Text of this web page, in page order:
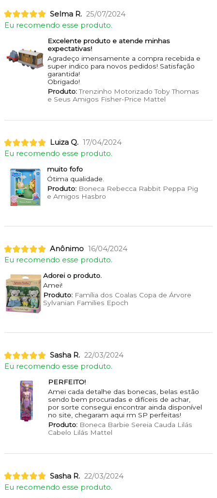
Selma R. 25/07/2024
Eu recomendo esse produto.
Excelente produto e atende minhas
expectativas!
Agradeço imensamente a compra recebida e
super indico para novos pedidos! Satisfação
garantida!
Obrigado!
Produto:Trenzinho Motorizado Toby Thomas
e Seus Amigos Fisher-Price Mattel
Luiza Q. 17/04/2024
Eu recomendo esse produto.
muito fofo
Ótima qualidade.
Produto:Boneca Rebecca Rabbit Peppa Pig
e Amigos Hasbro
Anônimo 16/04/2024
Eu recomendo esse produto.
Adorei o produto.
Amei!
Produto:Família dos Coalas Copa de Árvore
Sylvanian Families Epoch
Sasha R. 22/03/2024
Eu recomendo esse produto.
PERFEITO!
Amei cada detalhe das bonecas, belas estão
sendo bem procuradas e difíceis de achar,
por sorte consegui encontrar ainda disponível
no site, chegaram aqui rm SP perfeitas!
Produto:Boneca Barbie Sereia Cauda Lilás
Cabelo Lilás Mattel
Sasha R. 22/03/2024
Eu recomendo esse produto.